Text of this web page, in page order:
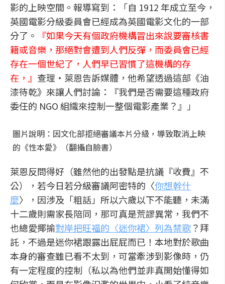
影的上映空間。報導寫到：「自 1912 年成立至今，
英國電影分級委員會已經成為英國電影文化的一部
分了。
『如果今天有個政府機構冒出來說要審核書
籍或音樂，那絕對會遭到人們反彈，而委員會已經
存在一個世紀了，人們早已習慣了這機構的存
在，』 查理‧萊恩告訴媒體，他希望透過這部《油
漆待乾》來讓人們討論：『我們是否需要這種政府
委任的 NGO 組織來控制一整個電影產業？』」
圖片說明：因文化部拒絕審議本片分級，導致取消上映
的《性本愛》（翻攝自臉書）
萊恩反問得好（雖然他的出發點是抗議『收費』不
公），若今日若分級審議阿密特的〈你想幹什
麼〉，因涉及「粗話」所以六歲以下不能聽，未滿
十二歲則需家長陪同，那可真是荒謬異常，我們不
也總愛揶揄對岸把旺福的〈迷你裙〉列為禁歌？拜
託，不過是迷你裙跟露出屁屁而已！本地對於歌曲
本身的審查雖已看不太到，可當牽涉到影像時，仍
有一定程度的控制（私以為他們並非真開始懂得如